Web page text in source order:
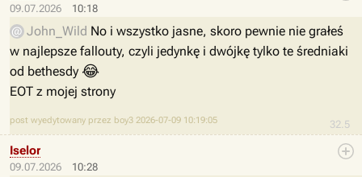
09.07.2026 10:18
32.5
John_Wild No i wszystko jasne, skoro pewnie nie grałeś
w najlepsze fallouty, czyli jedynkę i dwójkę tylko te średniaki
od bethesdy 😂
EOT z mojej strony
post wyedytowany przez boy3 2026-07-09 10:19:05
09.07.2026 10:28
Iselor